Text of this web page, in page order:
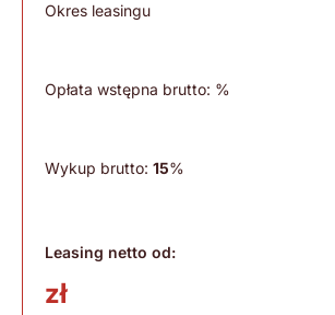
Okres leasingu
Opłata wstępna brutto: %
Wykup brutto: 15%
Leasing netto od:
zł